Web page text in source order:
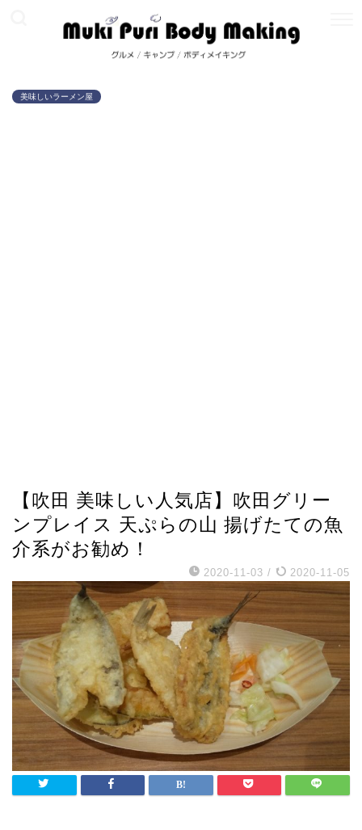
美味しいラーメン屋
【吹田 美味しい人気店】吹田グリー
ンプレイス 天ぷらの山 揚げたての魚
介系がお勧め！
2020-11-03 / 2020-11-05